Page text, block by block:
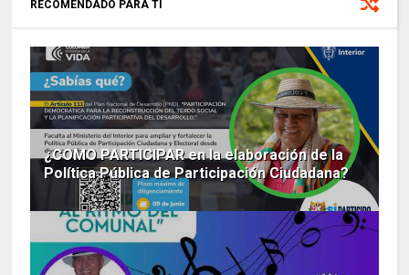
RECOMENDADO PARA TI
¿COMO PARTICIPAR en la elaboración de la
Política Pública de Participación Ciudadana?